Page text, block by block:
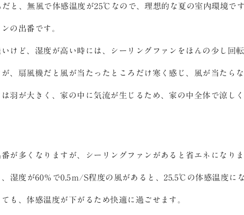
と、無風で体感温度が25℃なので、理想的な夏の室内環境です
の出番です。
けど、湿度が高い時には、シーリングファンをほんの少し回
、扇風機だと風が当たったところだけ寒く感じ、風が当たら
羽が大きく、家の中に気流が生じるため、家の中全体で涼しく
が多くなりますが、シーリングファンがあると省エネになりま
湿度が60％で0.5ｍ/S程度の風があると、25.5℃の体感温度にな
も、体感温度が下がるため快適に過ごせます。